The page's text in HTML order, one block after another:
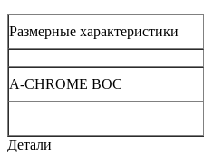
Размерные характеристики
A-CHROME BOC
Детали